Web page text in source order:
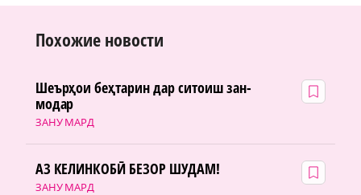
Похожие новости
ЗАНУ МАРД
Шеърҳои беҳтарин дар ситоиш зан-
модар
ЗАНУ МАРД
АЗ КЕЛИНКОБӢ БЕЗОР ШУДАМ!